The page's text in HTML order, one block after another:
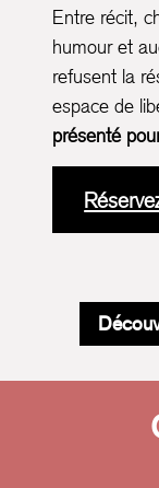
Entre récit,
humour et
refusent la
espace de
présenté